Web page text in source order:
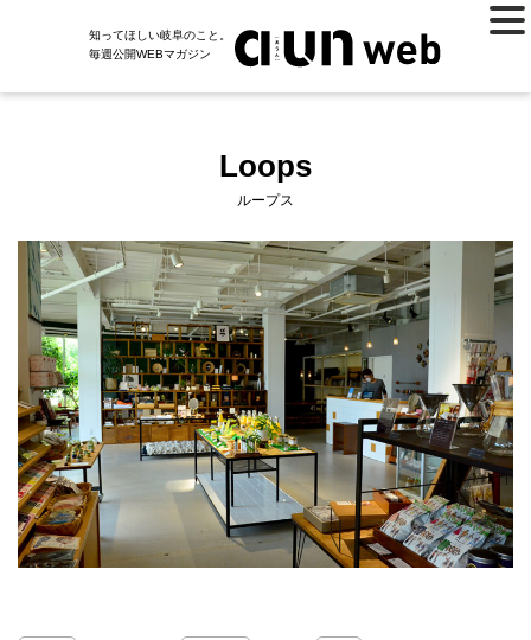
知ってほしい岐阜のこと。
毎週公開WEBマガジン
Loops
ループス